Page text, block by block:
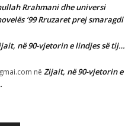
Rrahmani dhe universi
‘99 Rruzaret prej smaragdi
në 90-vjetorin e lindjes së tij…
në Zijait, në 90-vjetorin e